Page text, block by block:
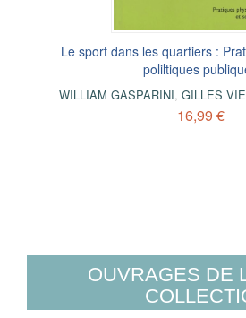
Le sport dans les quartiers :
poliltiques
WILLIAM GASPARINI, GILLES
16,99 €
OUVRAGES DE